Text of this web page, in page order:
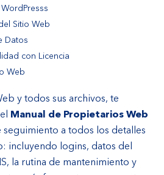
Sitio Web
Datos
con Licencia
Web
y todos sus archivos, te
Manual de Propietarios Web
seguimiento a todos los detalles
incluyendo logins, datos del
la rutina de mantenimiento y